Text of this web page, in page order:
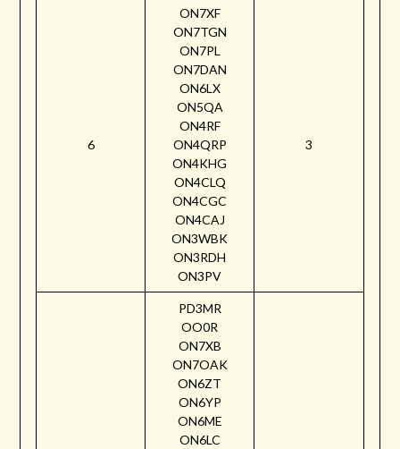
6
ON7XF
ON7TGN
ON7PL
ON7DAN
ON6LX
ON5QA
ON4RF
ON4QRP
ON4KHG
ON4CLQ
ON4CGC
ON4CAJ
ON3WBK
ON3RDH
ON3PV
3
PD3MR
OO0R
ON7XB
ON7OAK
ON6ZT
ON6YP
ON6ME
ON6LC